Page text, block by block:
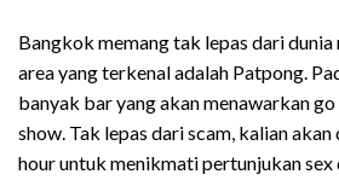
Bangkok memang tak lepas dari dunia
area yang terkenal adalah Patpong.
banyak bar yang akan menawarkan
show. Tak lepas dari scam, kalian
hour untuk menikmati pertunjukan